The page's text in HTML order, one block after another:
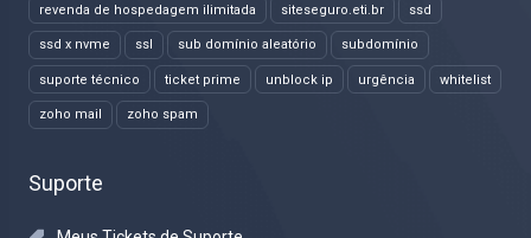
revenda de hospedagem ilimitada siteseguro.eti.br ssd
ssd x nvme ssl sub domínio aleatório subdomínio
suporte técnico ticket prime unblock ip urgência whitelist
zoho mail zoho spam
Suporte